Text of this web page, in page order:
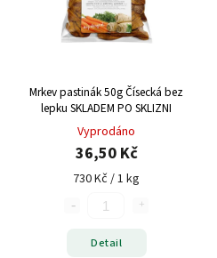
Mrkev pastinák 50g Čísecká bez
lepku SKLADEM PO SKLIZNI
Vyprodáno
36,50 Kč
730 Kč / 1 kg
Detail